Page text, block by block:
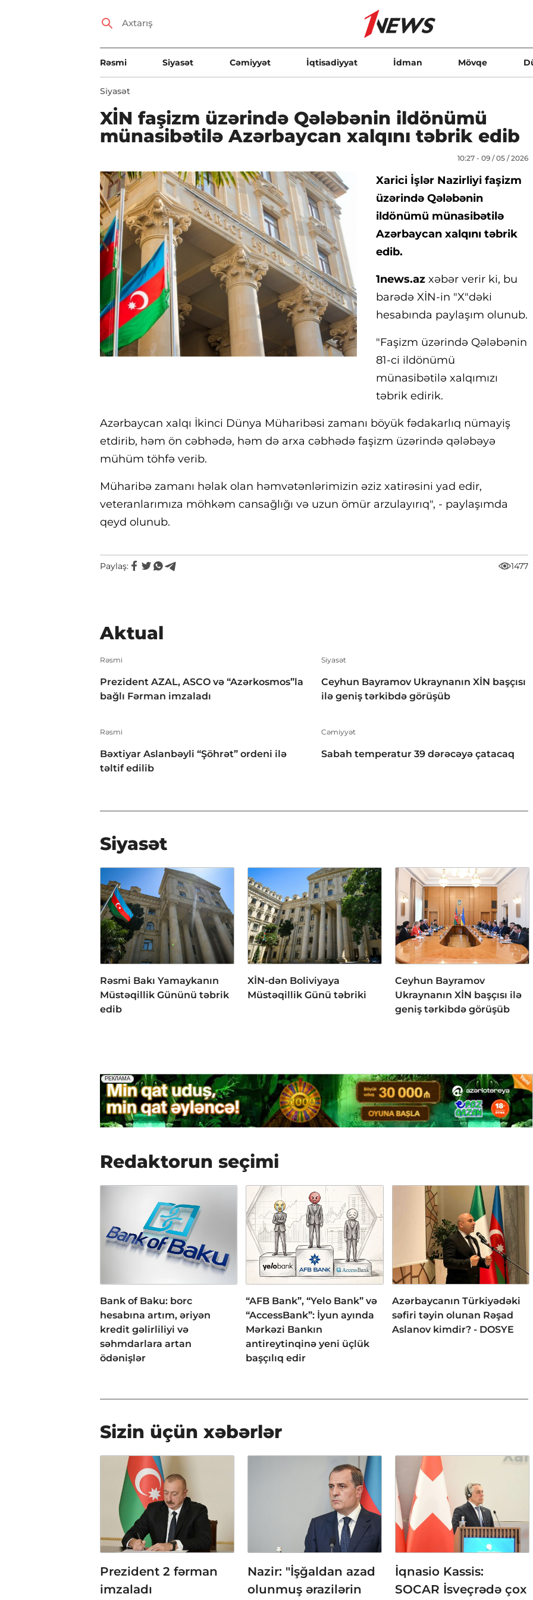
Rəsmi Siyasət Cəmiyyət İqtisadiyyat İdman Mövqe
Siyasət
XİN faşizm üzərində Qələbənin ildönümü
münasibətilə Azərbaycan xalqını təbrik edib
10:27 - 09 / 05 / 2026
Xarici İşlər Nazirliyi faşizm
üzərində Qələbənin
ildönümü münasibətilə
Azərbaycan xalqını təbrik
edib.
1news.az xəbər verir ki, bu
barədə XİN-in "X"dəki
hesabında paylaşım olunub.
"Faşizm üzərində Qələbənin
81-ci ildönümü
münasibətilə xalqımızı
təbrik edirik.
Azərbaycan xalqı İkinci Dünya Müharibəsi zamanı böyük fədakarlıq nümayiş
etdirib, həm ön cəbhədə, həm də arxa cəbhədə faşizm üzərində qələbəyə
mühüm töhfə verib.
Müharibə zamanı həlak olan həmvətənlərimizin əziz xatirəsini yad edir,
veteranlarımıza möhkəm cansağlığı və uzun ömür arzulayırıq", - paylaşımda
qeyd olunub.
Paylaş: 1477
Aktual
Rəsmi
Prezident AZAL, ASCO və “Azərkosmos”la
bağlı Fərman imzaladı
Siyasət
Ceyhun Bayramov Ukraynanın XİN başçısı
ilə geniş tərkibdə görüşüb
Rəsmi
Bəxtiyar Aslanbəyli “Şöhrət” ordeni ilə
təltif edilib
Cəmiyyət
Sabah temperatur 39 dərəcəyə çatacaq
Siyasət
Rəsmi Bakı Yamaykanın
Müstəqillik Gününü təbrik
edib
XİN-dən Boliviyaya
Müstəqillik Günü təbriki
Ceyhun Bayramov
Ukraynanın XİN başçısı ilə
geniş tərkibdə görüşüb
Redaktorun seçimi
Bank of Baku: borc
hesabına artım, əriyən
kredit gəlirliliyi və
səhmdarlara artan
ödənişlər
“AFB Bank”, “Yelo Bank” və
“AccessBank”: İyun ayında
Mərkəzi Bankın
antireytinqinə yeni üçlük
başçılıq edir
Azərbaycanın Türkiyədəki
səfiri təyin olunan Rəşad
Aslanov kimdir? - DOSYE
Sizin üçün xəbərlər
Prezident 2 fərman
imzaladı
Nazir: "İşğaldan azad
olunmuş ərazilərin
İqnasio Kassis:
SOCAR İsveçrədə çox